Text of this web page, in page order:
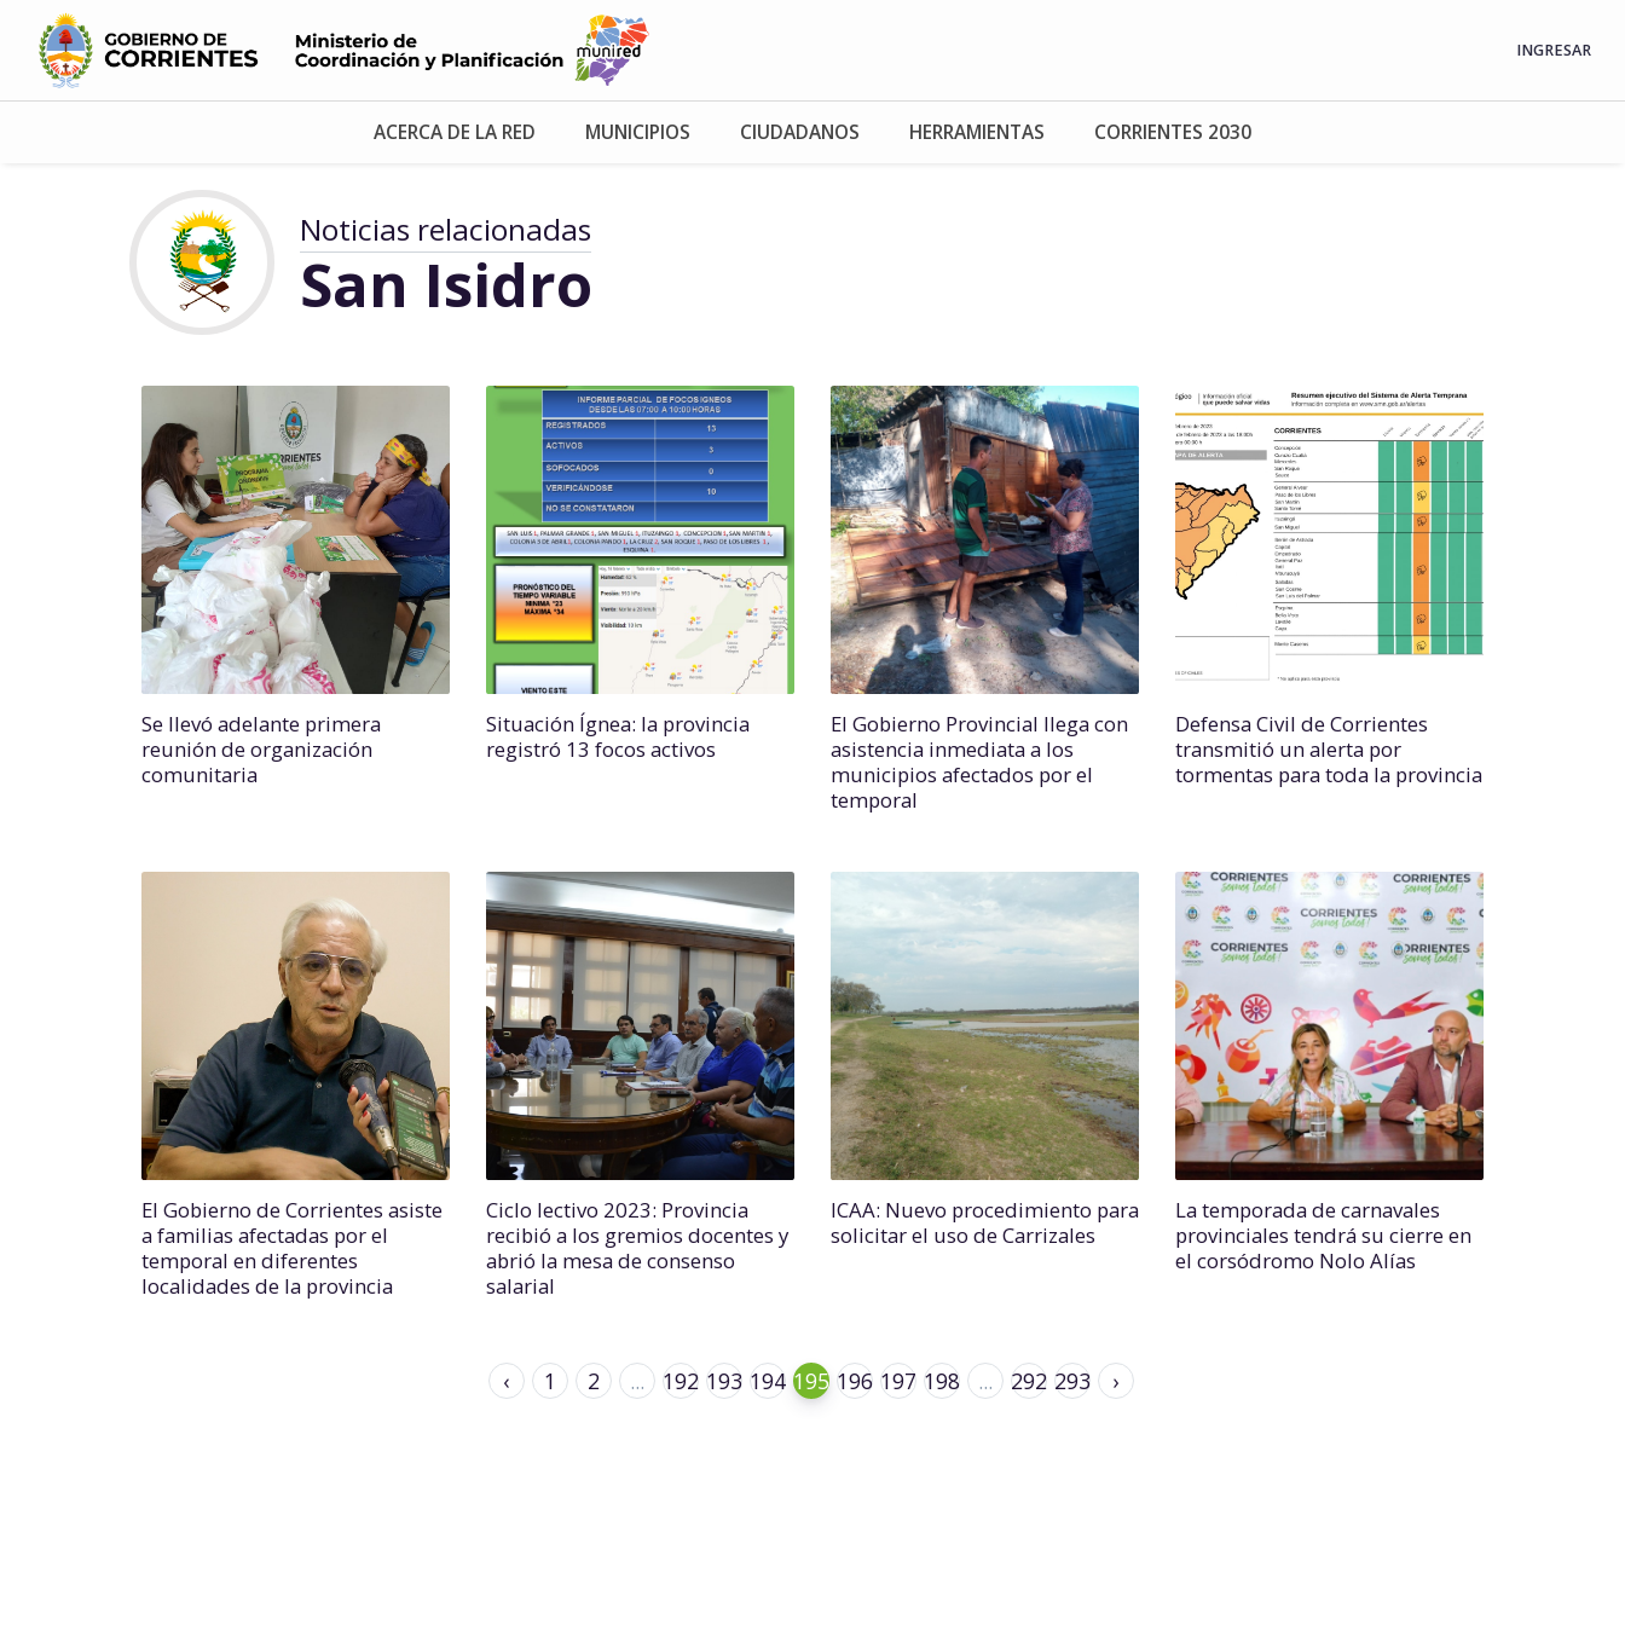
INGRESAR
ACERCA DE LA RED MUNICIPIOS CIUDADANOS HERRAMIENTAS CORRIENTES 2030
Noticias relacionadas
San Isidro
Se llevó adelante primera
reunión de organización
comunitaria
Situación Ígnea: la provincia
registró 13 focos activos
El Gobierno Provincial llega con
asistencia inmediata a los
municipios afectados por el
temporal
Defensa Civil de Corrientes
transmitió un alerta por
tormentas para toda la provincia
El Gobierno de Corrientes asiste
a familias afectadas por el
temporal en diferentes
localidades de la provincia
Ciclo lectivo 2023: Provincia
recibió a los gremios docentes y
abrió la mesa de consenso
salarial
ICAA: Nuevo procedimiento para
solicitar el uso de Carrizales
La temporada de carnavales
provinciales tendrá su cierre en
el corsódromo Nolo Alías
‹ 1 2 ... 192 193 194 195 196 197 198 ... 292 293 ›